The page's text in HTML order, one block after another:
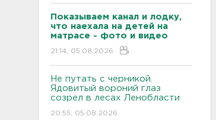
Показываем канал и лодку,
что наехала на детей на
матрасе - фото и видео
21:14, 05.08.2026
Не путать с черникой.
Ядовитый вороний глаз
созрел в лесах Ленобласти
20:55, 05.08.2026